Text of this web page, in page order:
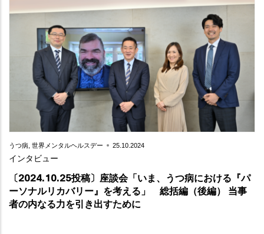
うつ病, 世界メンタルヘルスデー 25.10.2024
インタビュー
Teaser
Text
〔2024.10.25投稿〕座談会「いま、うつ病における『パ
ーソナルリカバリー』を考える」 総括編（後編） 当事
者の内なる力を引き出すために